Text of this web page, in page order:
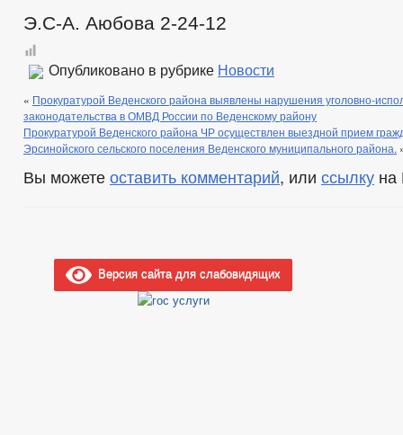
Э.С-А. Аюбова 2-24-12
Опубликовано в рубрике Новости
« Прокуратурой Веденского района выявлены нарушения уголовно-
законодательства в ОМВД России по Веденскому району
Прокуратурой Веденского района ЧР осуществлен выездной прием
Эрсинойского сельского поселения Веденского муниципального района.
Вы можете оставить комментарий, или ссылку на
Версия сайта для слабовидящих